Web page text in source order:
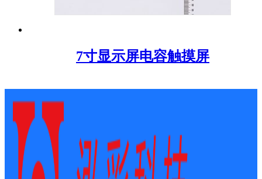
7寸显示屏电容触摸屏